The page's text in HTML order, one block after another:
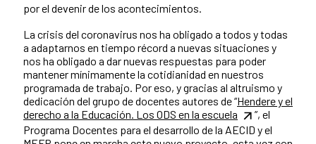
por el devenir de los acontecimientos.
La crisis del coronavirus nos ha obligado a todos y todas
a adaptarnos en tiempo récord a nuevas situaciones y
nos ha obligado a dar nuevas respuestas para poder
mantener mínimamente la cotidianidad en nuestros
programada de trabajo. Por eso, y gracias al altruismo y
dedicación del grupo de docentes autores de “Hendere y el
derecho a la Educación. Los ODS en la escuela
”, el
Programa Docentes para el desarrollo de la AECID y el